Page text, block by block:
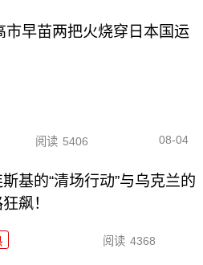
早苗两把火烧穿日本国运
阅读 5406 08-04
基的“清场行动”与乌克兰的
飙！
阅读 4368